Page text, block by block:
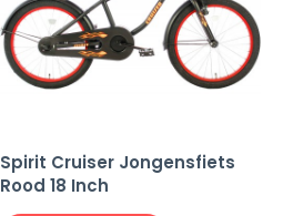
Spirit Cruiser Jongensfiets
Rood 18 Inch